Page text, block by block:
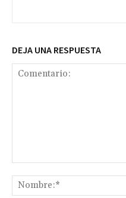
DEJA UNA RESPUESTA